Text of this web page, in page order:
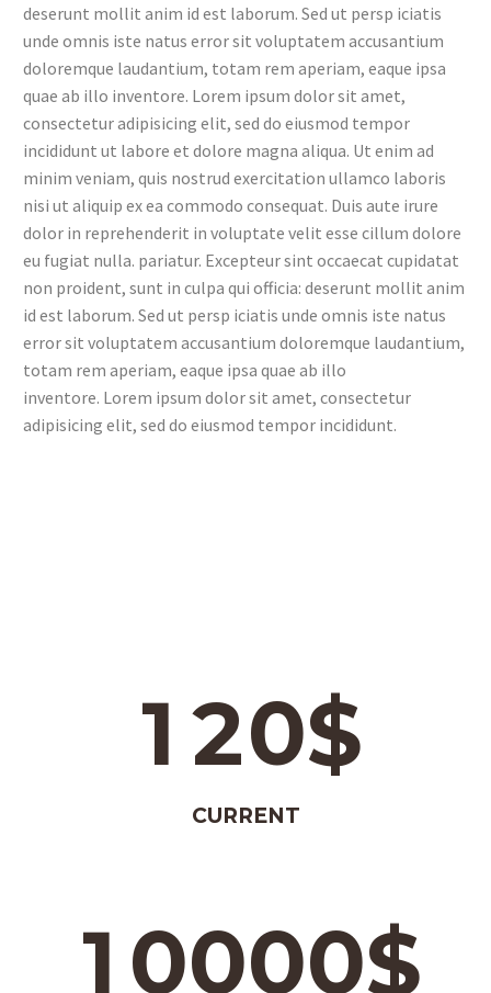
deserunt mollit anim id est laborum. Sed ut persp iciatis
unde omnis iste natus error sit voluptatem accusantium
doloremque laudantium, totam rem aperiam, eaque ipsa
quae ab illo inventore. Lorem ipsum dolor sit amet,
consectetur adipisicing elit, sed do eiusmod tempor
incididunt ut labore et dolore magna aliqua. Ut enim ad
minim veniam, quis nostrud exercitation ullamco laboris
nisi ut aliquip ex ea commodo consequat. Duis aute irure
dolor in reprehenderit in voluptate velit esse cillum dolore
eu fugiat nulla. pariatur. Excepteur sint occaecat cupidatat
non proident, sunt in culpa qui officia: deserunt mollit anim
id est laborum. Sed ut persp iciatis unde omnis iste natus
error sit voluptatem accusantium doloremque laudantium,
totam rem aperiam, eaque ipsa quae ab illo
inventore. Lorem ipsum dolor sit amet, consectetur
adipisicing elit, sed do eiusmod tempor incididunt.
1 20$
CURRENT
1 0000$